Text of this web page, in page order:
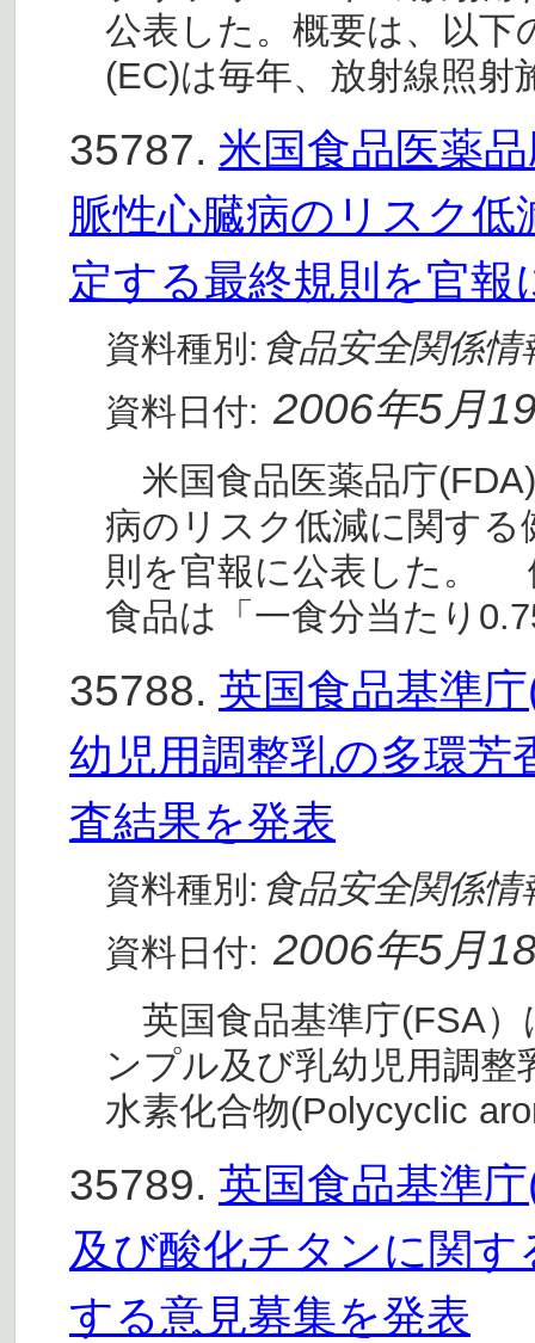
公表した。概要は、以下
(EC)は毎年、放射線照射
35787. 米国食品医薬
脈性心臓病のリスク
定する最終規則を官報
資料種別: 食品安全関係情
資料日付: 2006年5月
米国食品医薬品庁
病のリスク低減に関す
則を官報に公表した。
食品は「一食分当たり
35788. 英国食品基準
幼児用調整乳の多環芳
査結果を発表
資料種別: 食品安全関係情
資料日付: 2006年5月
英国食品基準庁(FSA）
ンプル及び乳幼児用調
水素化合物(Polycyclic
35789. 英国食品基準
及び酸化チタンに関
する意見募集を発表